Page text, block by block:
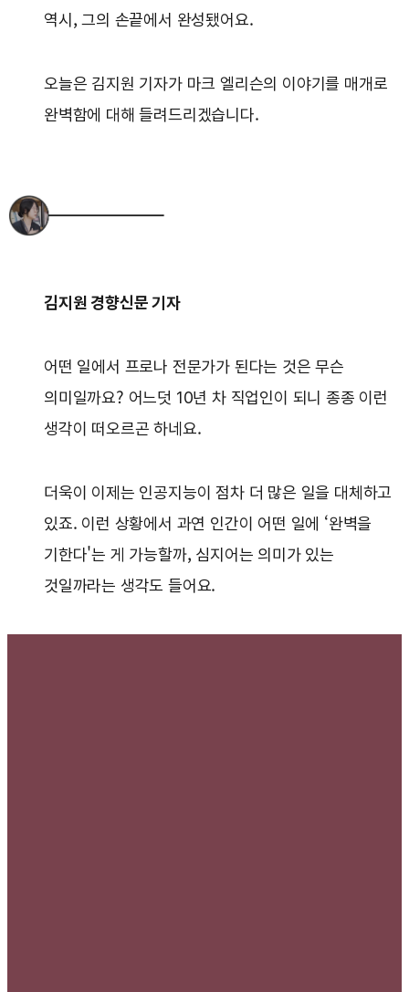
역시, 그의 손끝에서 완성됐어요.
오늘은 김지원 기자가 마크 엘리슨의 이야기를 매개로
완벽함에 대해 들려드리겠습니다.
김지원 경향신문 기자
어떤 일에서 프로나 전문가가 된다는 것은 무슨
의미일까요? 어느덧 10년 차 직업인이 되니 종종 이런
생각이 떠오르곤 하네요.
더욱이 이제는 인공지능이 점차 더 많은 일을 대체하고
있죠. 이런 상황에서 과연 인간이 어떤 일에 ‘완벽을
기한다'는 게 가능할까, 심지어는 의미가 있는
것일까라는 생각도 들어요.